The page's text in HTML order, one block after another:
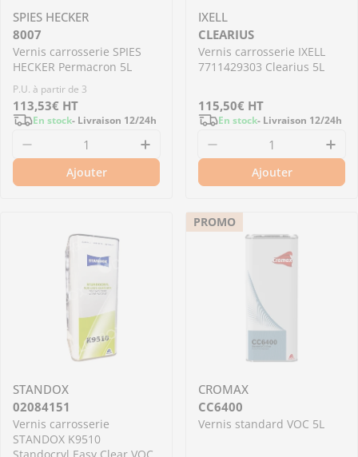
SPIES HECKER
8007
Vernis carrosserie SPIES
HECKER Permacron 5L
P.U. à partir de 3
Prix
régulier
113,53€ HT
En stock- Livraison 12/24h
Diminuer la quantité pour 8007 - Vernis
Augmenter la quantité pour
Ajouter
IXELL
CLEARIUS
Vernis carrosserie IXELL
7711429303 Clearius 5L
Prix
régulier
115,50€ HT
En stock- Livraison 12/24h
Diminuer la quantité
Ajouter
STANDOX
02084151
Vernis carrosserie
STANDOX K9510
PROMO
CROMAX
CC6400
Vernis standard VOC 5L